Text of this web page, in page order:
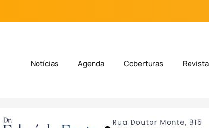
Notícias Agenda Coberturas Revista